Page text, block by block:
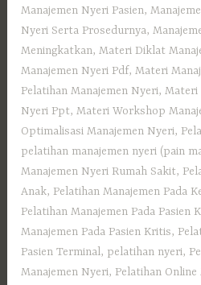
Manajemen Nyeri Pasien,
Nyeri Serta Prosedurnya,
Meningkatkan,Materi Diklat
Manajemen Nyeri Pdf,Materi
Pelatihan Manajemen Nyeri,Materi
Nyeri Ppt,Materi Workshop
Optimalisasi Manajemen Nyeri,
pelatihan manajemen nyeri (pain
Manajemen Nyeri Rumah Sakit,
Anak, Pelatihan Manajemen Pada
Pelatihan Manajemen Pada Pasien
Manajemen Pada Pasien Kritis,
Pasien Terminal, pelatihan nyeri,
Manajemen Nyeri, Pelatihan Online